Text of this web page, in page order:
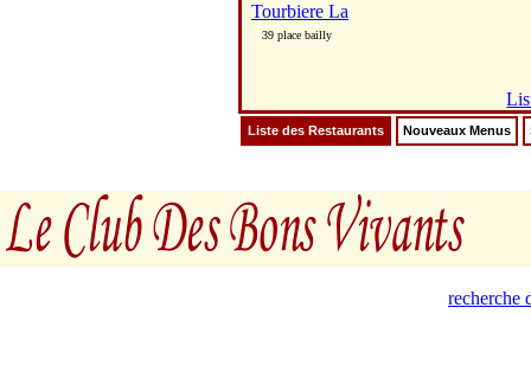
Tourbiere La
39 place bailly
Liste des Restaurants Nouveaux Menus
recherche